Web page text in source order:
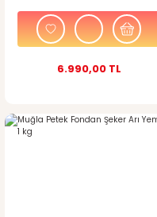
6.990,00 TL